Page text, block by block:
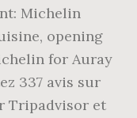
Michelin
opening
for Auray
337 avis sur
Tripadvisor et